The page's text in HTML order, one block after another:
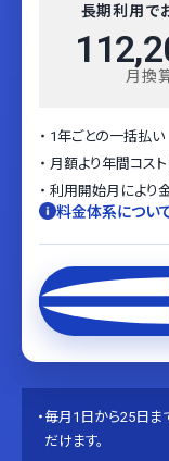
長期利用で
月換
1年ごとの一括払い
月額より年間コス
利用開始月により
料金体系につい
年額プ
毎月1日から25日ま
だけます。